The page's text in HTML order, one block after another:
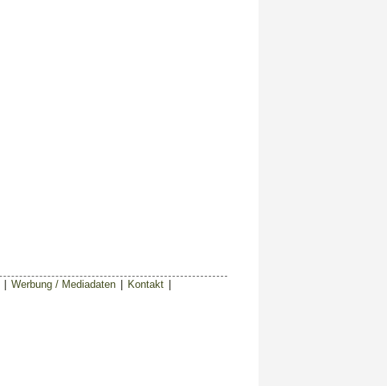
Werbung / Mediadaten Kontakt